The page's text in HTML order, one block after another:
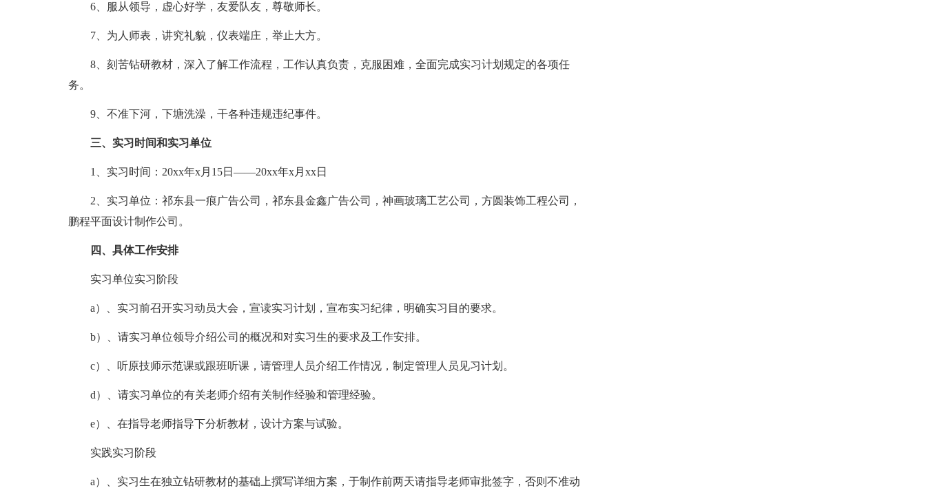
6、服从领导，虚心好学，友爱队友，尊敬师长。
7、为人师表，讲究礼貌，仪表端庄，举止大方。
8、刻苦钻研教材，深入了解工作流程，工作认真负责，克服困难，全面完成实习计划规定的各项任
务。
9、不准下河，下塘洗澡，干各种违规违纪事件。
三、实习时间和实习单位
1、实习时间：20xx年x月15日——20xx年x月xx日
2、实习单位：祁东县一痕广告公司，祁东县金鑫广告公司，神画玻璃工艺公司，方圆装饰工程公司，
鹏程平面设计制作公司。
四、具体工作安排
实习单位实习阶段
a）、实习前召开实习动员大会，宣读实习计划，宣布实习纪律，明确实习目的要求。
b）、请实习单位领导介绍公司的概况和对实习生的要求及工作安排。
c）、听原技师示范课或跟班听课，请管理人员介绍工作情况，制定管理人员见习计划。
d）、请实习单位的有关老师介绍有关制作经验和管理经验。
e）、在指导老师指导下分析教材，设计方案与试验。
实践实习阶段
a）、实习生在独立钻研教材的基础上撰写详细方案，于制作前两天请指导老师审批签字，否则不准动